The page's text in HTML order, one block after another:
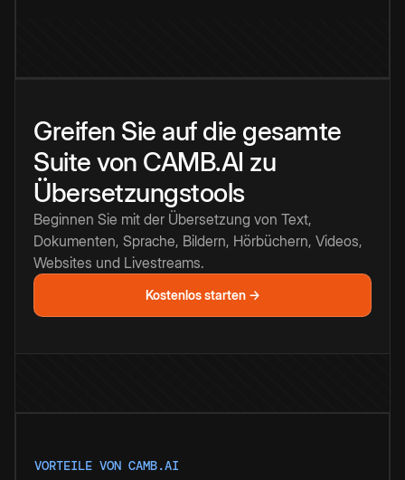
Greifen Sie auf die gesamte
Suite von CAMB.AI zu
Übersetzungstools
Beginnen Sie mit der Übersetzung von Text,
Dokumenten, Sprache, Bildern, Hörbüchern, Videos,
Websites und Livestreams.
Kostenlos starten →
VORTEILE VON CAMB.AI